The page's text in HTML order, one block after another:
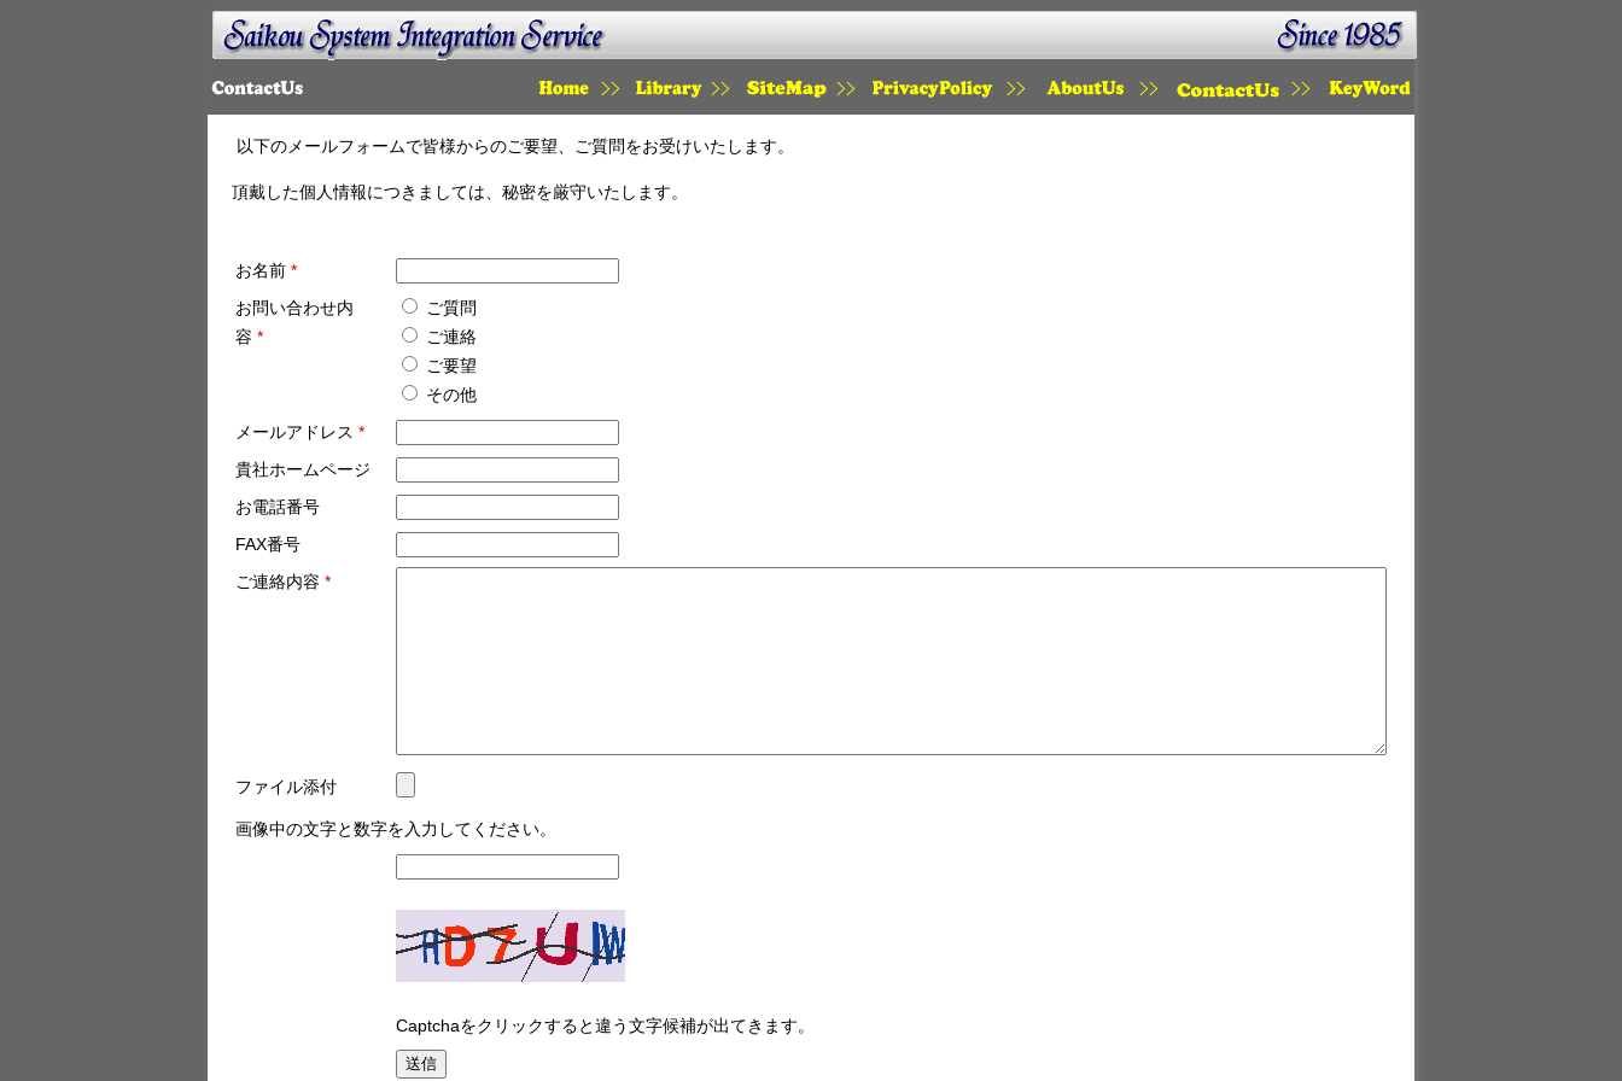
HOME LIBRARY SITEMAP PRIVACY SAIKOU MAIL KETWORD
以下のメールフォームで皆様からのご要望、ご質問をお受けいたします。
頂戴した個人情報につきましては、秘密を厳守いたします。
お名前 *
お問い合わせ内
容 *
ご質問
ご連絡
ご要望
その他
メールアドレス *
貴社ホームページ
お電話番号
FAX番号
ご連絡内容 *
ファイル添付
画像中の文字と数字を入力してください。
Captchaをクリックすると違う文字候補が出てきます。